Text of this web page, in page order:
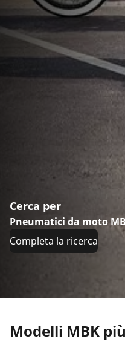
Cerca per
Pneumatici da moto
Completa la ricerca
Modelli MBK